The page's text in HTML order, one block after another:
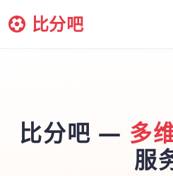
比分吧
比分吧 — 多
服